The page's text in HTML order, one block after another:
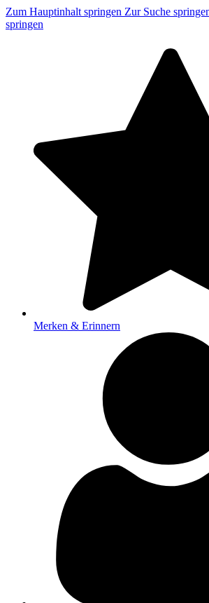
Zum Hauptinhalt springen Zur Suche
springen
Merken & Erinnern